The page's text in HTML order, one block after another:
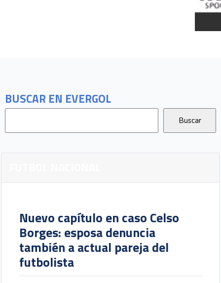
BUSCAR EN EVERGOL
Nuevo capítulo en caso Celso
Borges: esposa denuncia
también a actual pareja del
futbolista